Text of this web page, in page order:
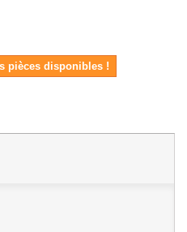
pièces disponibles !